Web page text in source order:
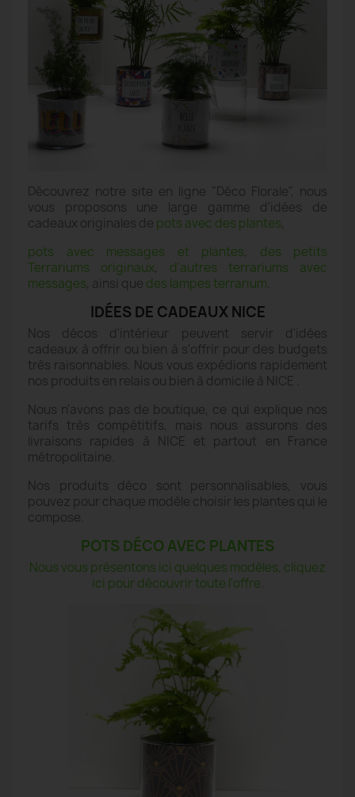
Découvrez notre site en ligne "Déco Florale", nous
vous proposons une large gamme d'idées de
cadeaux originales de pots avec des plantes,
pots avec messages et plantes, des petits
Terrariums originaux, d'autres terrariums avec
messages, ainsi que des lampes terrarium
IDÉES DE CADEAUX NICE
Nos décos d'intérieur peuvent servir d'idées
cadeaux à offrir ou bien à s'offrir pour des budgets
très raisonnables. Nous vous expédions rapidement
nos produits en relais ou bien à domicile à NICE .
Nous n'avons pas de boutique, ce qui explique nos
tarifs très compétitifs, mais nous assurons des
livraisons rapides à NICE et partout en France
métropolitaine.
Nos produits déco sont personnalisables, vous
pouvez pour chaque modèle choisir les plantes qui le
compose.
POTS DÉCO AVEC PLANTES
Nous vous présentons ici quelques modèles, cliquez
ici pour découvrir toute l'offre.